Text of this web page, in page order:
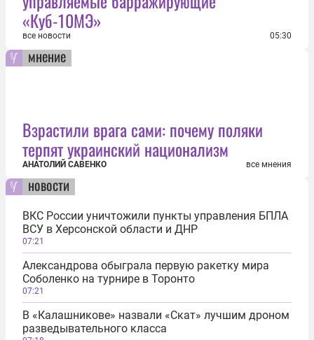
«Куб-10МЭ»
все новости 05:30
мнение
Взрастили врага сами: почему поляки
терпят украинский национализм
АНАТОЛИЙ САВЕНКО все мнения
новости
ВКС России уничтожили пункты управления БПЛА
ВСУ в Херсонской области и ДНР
07:21
Александрова обыграла первую ракетку мира
Соболенко на турнире в Торонто
07:21
В «Калашникове» назвали «Скат» лучшим дроном
разведывательного класса